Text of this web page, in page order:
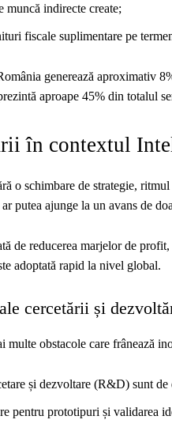
muncă indirecte create;
fiscale suplimentare pe
generează aproximativ
aproape 45% din totalul
în contextul
o schimbare de strategie,
putea ajunge la un avans de
de reducerea marjelor de
adoptată rapid la nivel global.
cercetării și
multe obstacole care frânează
și dezvoltare (R&D) sunt
pentru prototipuri și validarea